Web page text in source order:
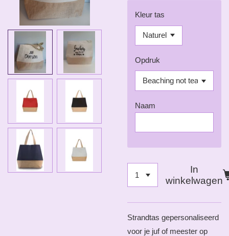
Kleur tas
Opdruk
Naam
In
winkelwagen
Strandtas gepersonaliseerd
voor je juf of meester op